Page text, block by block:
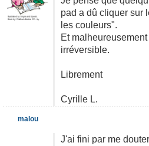
pad a dû cliquer sur
les couleurs".
Et
irréversible.
Librement
Cyrille L.
J'ai fini par me
malou